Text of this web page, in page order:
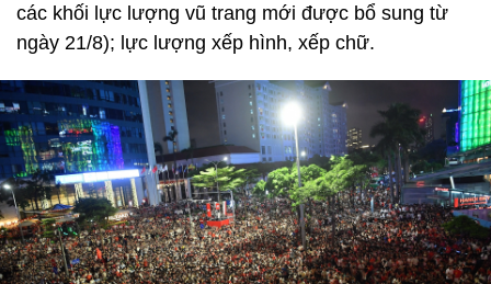
các khối lực lượng vũ trang mới được bổ sung từ
ngày 21/8); lực lượng xếp hình, xếp chữ.